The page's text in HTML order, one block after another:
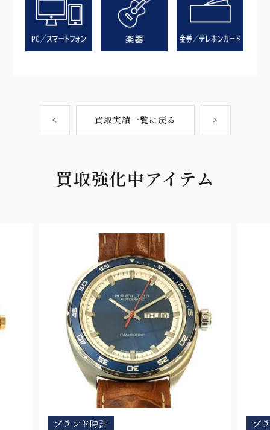
< 買取実績一覧に戻る >
買取強化中アイテム
ブランド時計 ブ